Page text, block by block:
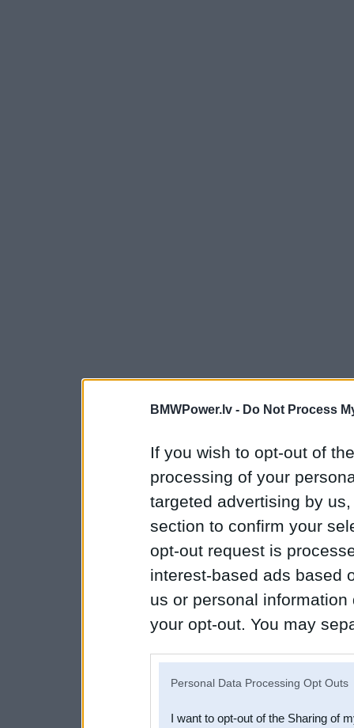
BMWPower.lv - Do Not Process
If you wish to opt-out of
processing of your
targeted advertising by
section to confirm your
opt-out request is
interest-based ads based
us or personal
your opt-out. You may
Downstream Participants
Personal Data Processing Opt Outs
I want to opt-out of the Sharing of